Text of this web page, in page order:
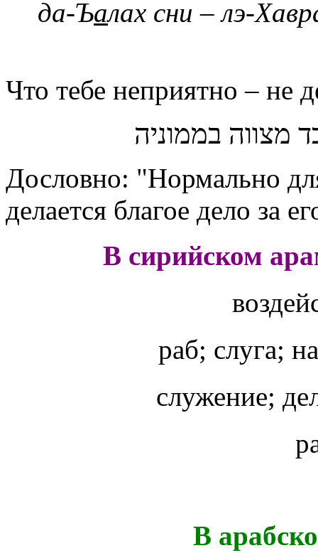
да-Ъалах сни – лэ-
Что тебе неприятно – не
מצווה בממוניה
Дословно: "Нормально
делается благое дело за
В сирийском
раб; слуга;
служение;
В